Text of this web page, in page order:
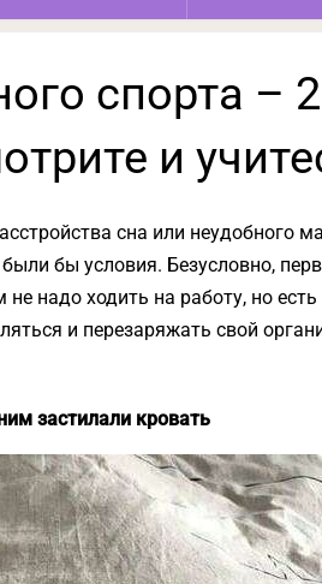
спорта –
и
сна или неудобного
бы условия. Безусловно,
не надо ходить на работу, но
и перезаряжать свой
застилали кровать